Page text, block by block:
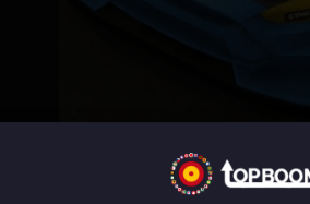
Rally Cross Track Racing